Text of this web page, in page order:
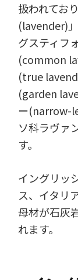
扱われてお
(lavender)
グスティフ
(common
(true
(garden
ー(narrow-
ソ科ラヴァ
す。
イングリッ
ス、イタリ
母材が石灰
れます。